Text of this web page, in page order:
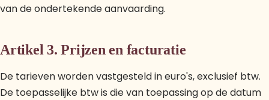
van de ondertekende aanvaarding.
Artikel 3. Prijzen en facturatie
De tarieven worden vastgesteld in euro's, exclusief btw.
De toepasselijke btw is die van toepassing op de datum